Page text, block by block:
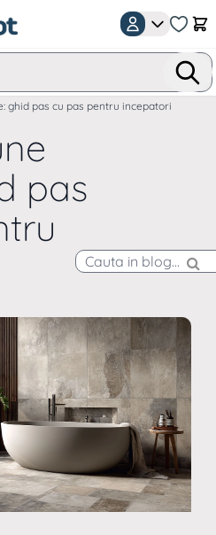
ghid pas cu pas pentru incepatori
pas